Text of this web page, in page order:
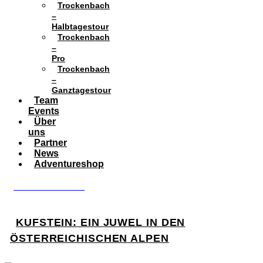
Trockenbach
–
Halbtagestour
Trockenbach
–
Pro
Trockenbach
–
Ganztagestour
Team
Events
Über
uns
Partner
News
Adventureshop
KUFSTEIN: EIN JUWEL IN DEN
ÖSTERREICHISCHEN ALPEN